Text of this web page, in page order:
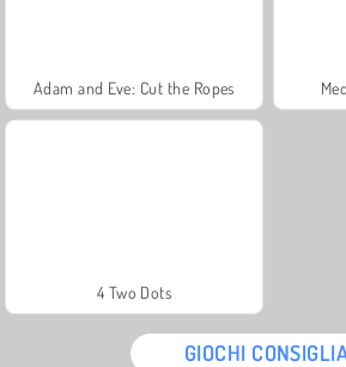
Adam and Eve: Cut the Ropes
4 Two Dots
GIOCHI